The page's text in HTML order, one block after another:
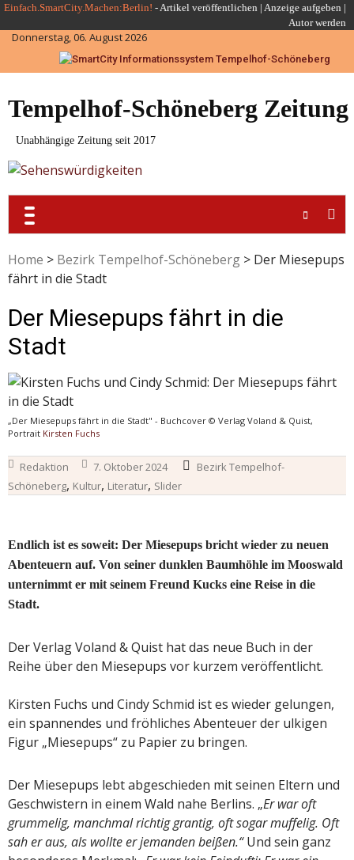
Skip
to
content
Einfach.SmartCity.Machen:Berlin! -Artikel veröffentlichen | Anzeige aufgeben |
Autor werden
Donnerstag, 06. August 2026
Tempelhof-Schöneberg Zeitung
Unabhängige Zeitung seit 2017
Home > Bezirk Tempelhof-Schöneberg > Der Miesepups
fährt in die Stadt
Der Miesepups fährt in die
Stadt
„Der Miesepups fährt in die Stadt" - Buchcover © Verlag Voland & Quist,
Portrait Kirsten Fuchs
Redaktion 7. Oktober 2024
Bezirk Tempelhof-
Schöneberg, Kultur, Literatur, Slider
Endlich ist es soweit: Der Miesepups bricht wieder zu neuen
Abenteuern auf. Von seiner dunklen Baumhöhle im Mooswald
unternimmt er mit seinem Freund Kucks eine Reise in die
Stadt.
Der Verlag Voland & Quist hat das neue Buch in der
Reihe über den Miesepups vor kurzem veröffentlicht.
Kirsten Fuchs und Cindy Schmid ist es wieder gelungen,
ein spannendes und fröhliches Abenteuer der ulkigen
Figur „Miesepups“ zu Papier zu bringen.
Der Miesepups lebt abgeschieden mit seinen Eltern und
Geschwistern in einem Wald nahe Berlins. „Er war oft
grummelig, manchmal richtig grantig, oft sogar muffelig. Oft
sah er aus, als wollte er jemanden beißen.“Und sein ganz